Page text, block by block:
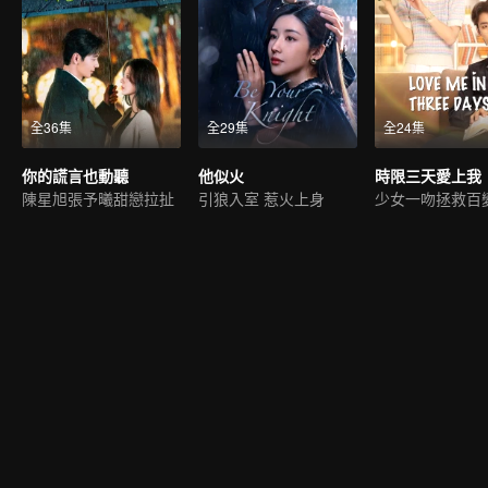
全36集
你的謊言也動聽
陳星旭張予曦甜戀拉扯
全29集
他似火
引狼入室 惹火上身
全24集
時限三天愛上我
少女一吻拯救百